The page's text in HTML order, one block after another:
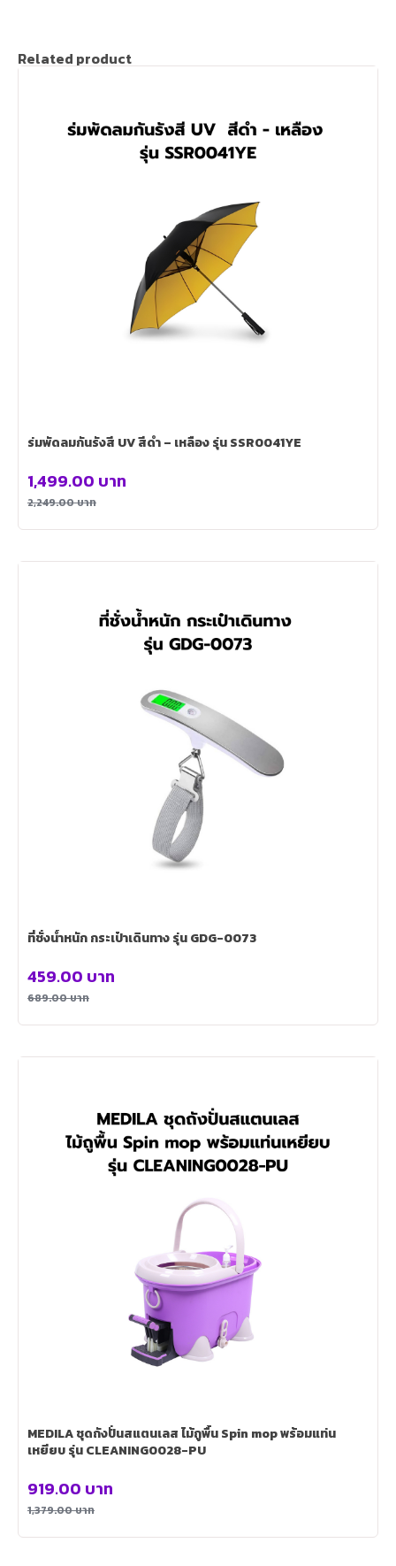
Related product
ร่มพัดลมกันรังสี UV สีดำ – เหลือง รุ่น SSR0041YE
2,249.00บาท
1,499.00 บาท
ที่ชั่งน้ำหนัก กระเป๋าเดินทาง รุ่น GDG-0073
689.00บาท
459.00 บาท
MEDILA ชุดถังปั่นสแตนเลส ไม้ถูพื้น Spin mop พร้อมแท่น
เหยียบ รุ่น CLEANING0028-PU
1,379.00บาท
919.00 บาท